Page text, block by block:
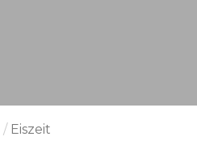
/ Eiszeit